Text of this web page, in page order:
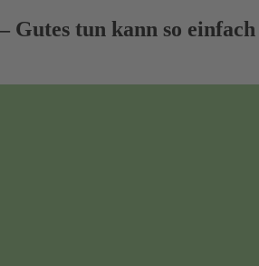
Gutes tun kann so einfach